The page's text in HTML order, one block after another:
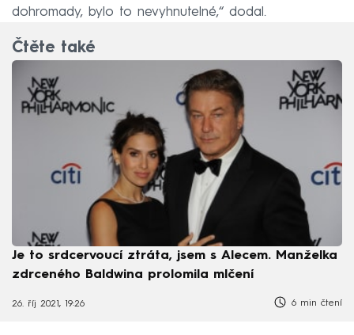
dohromady, bylo to nevyhnutelné,“ dodal.
Čtěte také
Je to srdcervoucí ztráta, jsem s Alecem. Manželka
zdrceného Baldwina prolomila mlčení
26. říj 2021, 19:26 6 min čtení